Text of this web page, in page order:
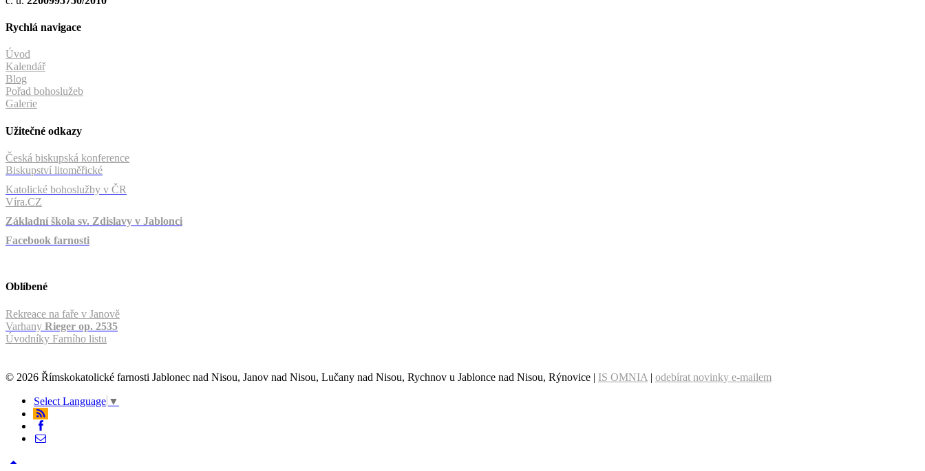
Rychlá navigace
Úvod
Kalendář
Blog
Pořad bohoslužeb
Galerie
Užitečné odkazy
Česká biskupská konference
Biskupství litoměřické
Katolické bohoslužby v ČR
Víra.CZ
Základní škola sv. Zdislavy v Jablonci
Facebook farnosti
Oblíbené
Rekreace na faře v Janově
Varhany Rieger op. 2535
Úvodníky Farního listu
© 2026 Římskokatolické farnosti Jablonec nad Nisou, Janov nad Nisou, Lučany nad Nisou, Rychnov u Jablonce nad Nisou, Rýnovice | IS OMNIA | odebírat novinky e-mailem
Select Language ▼